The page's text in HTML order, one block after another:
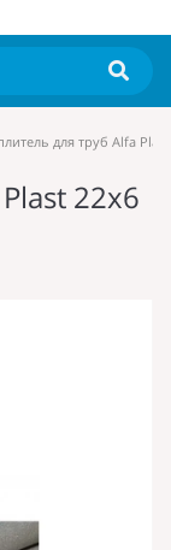
для труб Alfa
22х6